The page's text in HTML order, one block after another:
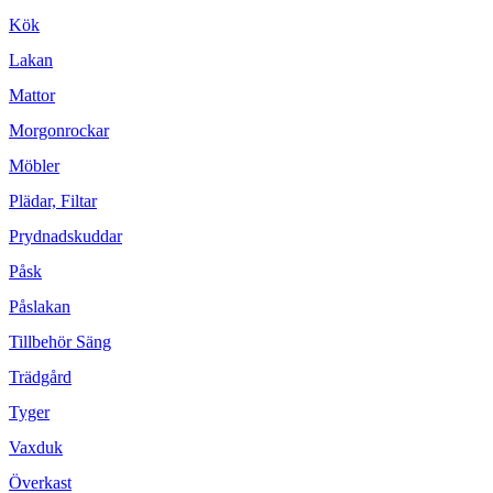
Kök
Lakan
Mattor
Morgonrockar
Möbler
Plädar, Filtar
Prydnadskuddar
Påsk
Påslakan
Tillbehör Säng
Trädgård
Tyger
Vaxduk
Överkast